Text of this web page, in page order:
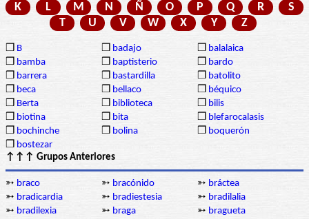
K
L M N Ñ O P Q R
S
T
U V W X Y Z
❒ B ❒ badajo ❒ balalaica
❒ bamba ❒ baptisterio ❒ bardo
❒ barrera ❒ bastardilla ❒ batolito
❒ beca ❒ bellaco ❒ béquico
❒ Berta ❒ biblioteca ❒ bilis
❒ biotina ❒ bita ❒ blefarocalasis
❒ bochinche ❒ bolina ❒ boquerón
❒ bostezar
↑↑↑ Grupos Anteriores
➳ braco ➳ bracónido ➳ bráctea
➳ bradicardia ➳ bradiestesia ➳ bradilalia
➳ bradilexia ➳ braga ➳ bragueta